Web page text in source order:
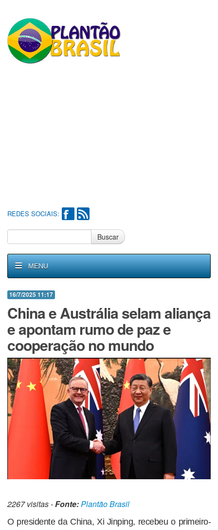
REDES SOCIAIS:
Buscar
MENU
16/7/2025 11:17
China e Austrália selam aliança
e apontam rumo de paz e
cooperação no mundo
2267 visitas -Fonte:Plantão Brasil
O presidente da China, Xi Jinping, recebeu o primeiro-